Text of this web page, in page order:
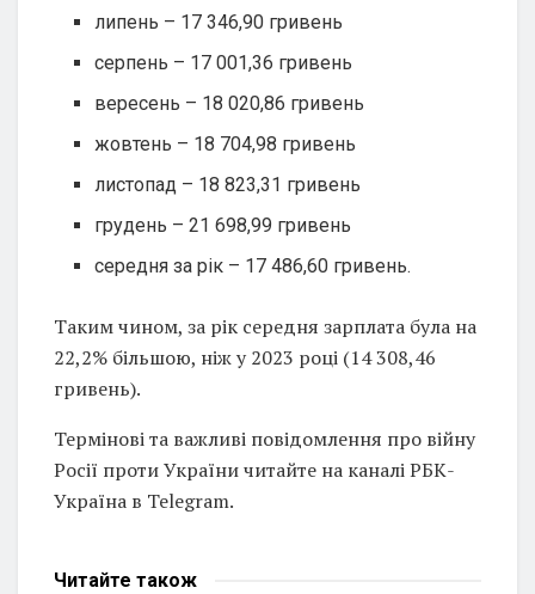
липень – 17 346,90 гривень
серпень – 17 001,36 гривень
вересень – 18 020,86 гривень
жовтень – 18 704,98 гривень
листопад – 18 823,31 гривень
грудень – 21 698,99 гривень
середня за рік – 17 486,60 гривень.
Таким чином, за рік середня зарплата була на
22,2% більшою, ніж у 2023 році (14 308,46
гривень).
Термінові та важливі повідомлення про війну
Росії проти України читайте на каналі РБК-
Україна в Telegram.
Читайте також